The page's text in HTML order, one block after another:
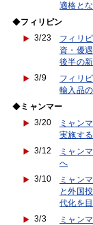
適格と
◆フィリピン
3/23
フィリ
資・優
後半の
3/9
フィリ
輸入品
◆ ミャンマー
3/20
ミャン
実施す
3/12
ミャン
へ
3/10
ミャン
と外国
代化を
3/3
ミャン